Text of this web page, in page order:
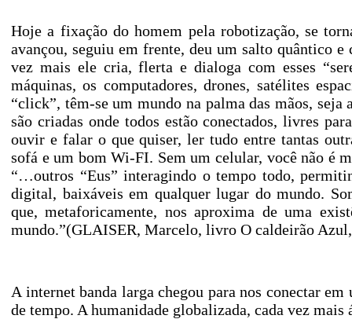
Hoje a fixação do homem pela robotização, se
avançou, seguiu em frente, deu um salto quântico
vez mais ele cria, flerta e dialoga com esses
máquinas, os computadores, drones, satélites
“click”, têm-se um mundo na palma das mãos,
são criadas onde todos estão conectados, livres
ouvir e falar o que quiser, ler tudo entre tantas
sofá e um bom Wi-FI. Sem um celular, você não é
“…outros “Eus” interagindo o tempo todo,
digital, baixáveis em qualquer lugar do mundo.
que, metaforicamente, nos aproxima de uma
mundo.”(GLAISER, Marcelo, livro O caldeirão
A internet banda larga chegou para nos conectar
de tempo. A humanidade globalizada, cada vez